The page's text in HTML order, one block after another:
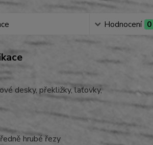
Hodnocení 0
desky, překližky, laťovky,
hrubé řezy